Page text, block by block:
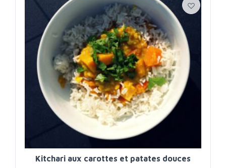
Kitchari aux carottes et patates douces